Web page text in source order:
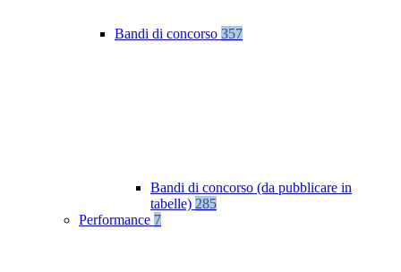
Bandi di concorso 357
Bandi di concorso (da pubblicare in
tabelle) 285
Performance 7